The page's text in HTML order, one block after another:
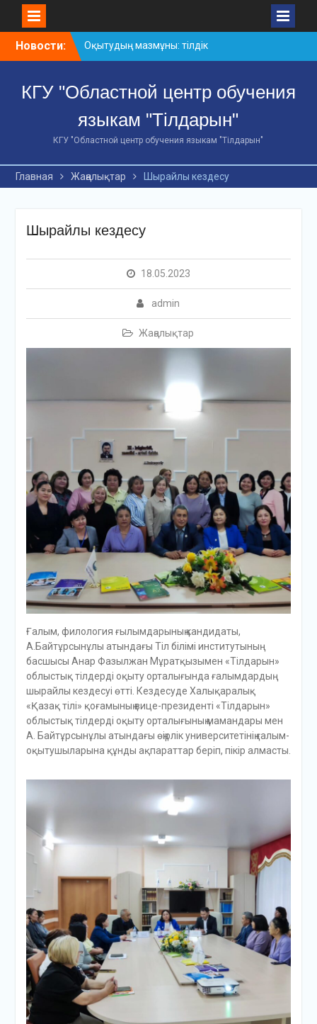
Новости:
Оқытудың мазмұны: тілдік
дағдылар және
стратегиялар
АХМЕТ БАЙТҰРСЫНҰЛЫ
АТЫНДАҒЫ «ҮЗДІК
ОҚЫТУШЫ-2026»
«Мемлекеттік тіл –
Тәуелсіздік символы»
КГУ "Областной центр обучения
языкам "Тілдарын"
КГУ "Областной центр обучения языкам "Тілдарын"
Главная Жаңалықтар Шырайлы кездесу
Шырайлы кездесу
18.05.2023
admin
Жаңалықтар
Ғалым, филология ғылымдарының кандидаты,
А.Байтұрсынұлы атындағы Тіл білімі институтының
басшысы Анар Фазылжан Мұратқызымен «Тілдарын»
облыстық тілдерді оқыту орталығында ғалымдардың
шырайлы кездесуі өтті. Кездесуде Халықаралық
«Қазақ тілі» қоғамының вице-президенті «Тілдарын»
облыстық тілдерді оқыту орталығының мамандары мен
А. Байтұрсынұлы атындағы өңірлік университетінің ғалым-
оқытушыларына құнды ақпараттар беріп, пікір алмасты.